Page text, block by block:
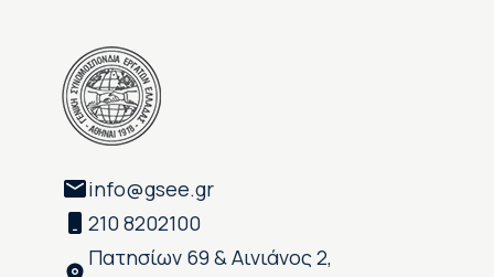
info@gsee.gr
210 8202100
Πατησίων 69 & Αινιάνος 2,